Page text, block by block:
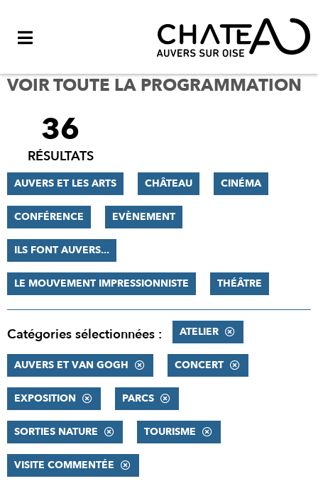
VOIR TOUTE LA PROGRAMMATION
FILTRER
RÉSULTATS
36
RÉSULTATS
AUVERS ET LES ARTS CHÂTEAU CINÉMA
CONFÉRENCE EVÈNEMENT
ILS FONT AUVERS...
LE MOUVEMENT IMPRESSIONNISTE THÉÂTRE
Catégories sélectionnées : ATELIER
AUVERS ET VAN GOGH CONCERT
EXPOSITION PARCS
SORTIES NATURE TOURISME
VISITE COMMENTÉE